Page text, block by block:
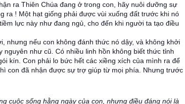
ra Thiên Chúa đang ở trong con, hãy nuôi dưỡng sự
ra ! Một hạt giống phải được vùi xuống đất trước khi nó
lực này như đang ngủ, cho đến khi người ta tạo điều
nhưng nếu con không đánh thức nó dậy, và không khởi
như cũ. Có nhiều linh hồn không biết thức tỉnh
kín. Con phải lo bức hết các xiềng xích của mình ra để
con đã nhận được sự trợ giúp từ mọi phía. Nhưng trước
cuộc sống hằng ngày của con, nhưng điều đáng nói là